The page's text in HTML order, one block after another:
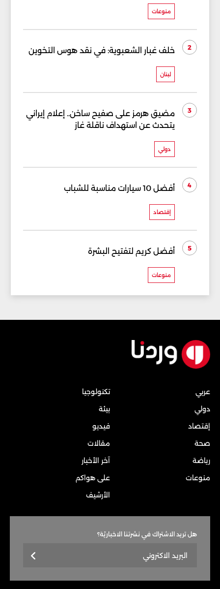
منوعات
2 خلف غبار الشعبوية: في نقد هوس التخوين
لبنان
3
مضيق هرمز على صفيح ساخن.. إعلام إيراني
يتحدث عن استهداف ناقلة غاز
دولي
4 أفضل 10 سيارات مناسبة للشباب
إقتصاد
5 أفضل كريم لتفتيح البشرة
منوعات
عربي
دولي
إقتصاد
صحة
رياضة
منوعات
تكنولوجيا
بيئة
فيديو
مقالات
آخر الأخبار
على هواكم
الأرشيف
هل تريد الاشتراك في نشرتنا الاخباريّة؟